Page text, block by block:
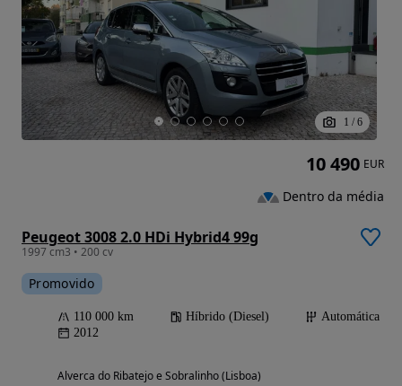
1 / 6
Peugeot 3008 2.0 HDi Hybrid4 99g
1997 cm3 • 200 cv
Promovido
110 000 km Híbrido (Diesel)
Automática
2012
Alverca do Ribatejo e Sobralinho (Lisboa)
10 490 EUR
Dentro da média